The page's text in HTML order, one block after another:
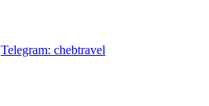
Telegram: chebtravel